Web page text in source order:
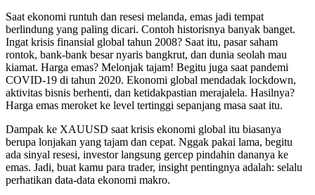
Saat ekonomi runtuh dan resesi melanda, emas jadi tempat
berlindung yang paling dicari. Contoh historisnya banyak banget.
Ingat krisis finansial global tahun 2008? Saat itu, pasar saham
rontok, bank-bank besar nyaris bangkrut, dan dunia seolah mau
kiamat. Harga emas? Melonjak tajam! Begitu juga saat pandemi
COVID-19 di tahun 2020. Ekonomi global mendadak lockdown,
aktivitas bisnis berhenti, dan ketidakpastian merajalela. Hasilnya?
Harga emas meroket ke level tertinggi sepanjang masa saat itu.
Dampak ke XAUUSD saat krisis ekonomi global itu biasanya
berupa lonjakan yang tajam dan cepat. Nggak pakai lama, begitu
ada sinyal resesi, investor langsung gercep pindahin dananya ke
emas. Jadi, buat kamu para trader, insight pentingnya adalah: selalu
perhatikan data-data ekonomi makro.